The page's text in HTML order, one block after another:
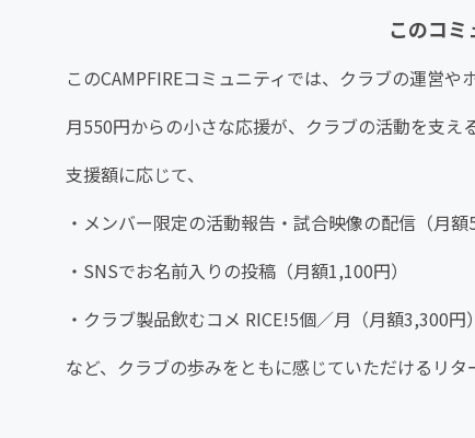
このコミ
このCAMPFIREコミュニティでは、クラブの運営
月550円からの小さな応援が、クラブの活動を支え
支援額に応じて、
・メンバー限定の活動報告・試合映像の配信（月額
・SNSでお名前入りの投稿（月額1,100円）
・クラブ製品飲むコメ RICE!5個／月（月額3,300円）
など、クラブの歩みをともに感じていただけるリタ